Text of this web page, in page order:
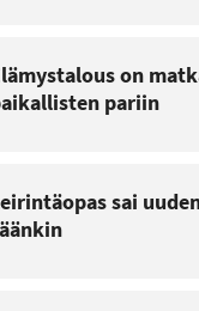
on
pariin
sai